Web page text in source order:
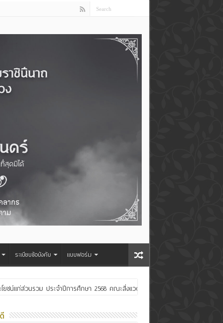
ระเบียบข้อบังคับ แบบฟอร์ม
น์แก่ส่วนรวม ประจำปีการศึกษา 2568 คณะสิ่งแวดล้อมและทรัพยากรศาสตร์
ระเจ้าอยู่หัว